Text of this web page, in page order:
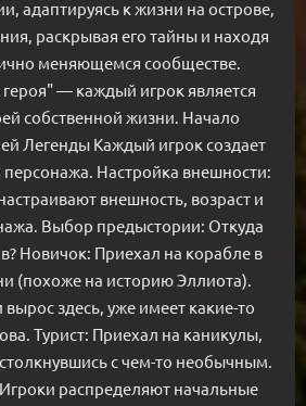
адаптируясь к жизни на острове,
раскрывая его тайны и находя
меняющемся сообществе.
героя" — каждый игрок является
собственной жизни. Начало
Легенды Каждый игрок создает
персонажа. Настройка внешности:
внешность, возраст и
Выбор предыстории: Откуда
Новичок: Приехал на корабле в
(похоже на историю Эллиота).
здесь, уже имеет какие-то
Турист: Приехал на каникулы,
с чем-то необычным.
распределяют начальные